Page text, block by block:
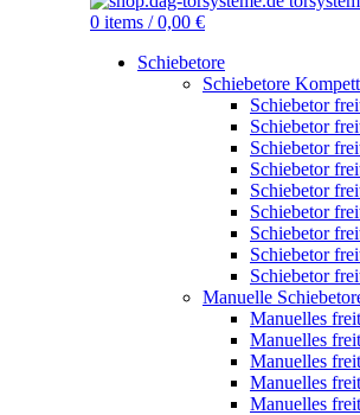
0 items / 0,00 €
Schiebetore
Schiebetore
Schiebetor
Schiebetor
Schiebetor
Schiebetor
Schiebetor
Schiebetor
Schiebetor
Schiebetor
Schiebetor
Manuelle
Manuelles
Manuelles
Manuelles
Manuelles
Manuelles